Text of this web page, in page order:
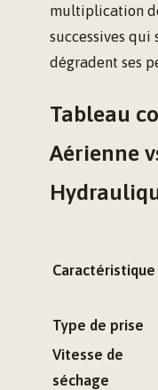
multiplication
successives qui
dégradent ses
Tableau
Aérienne
Caractéristique
Type de prise
Vitesse de
séchage